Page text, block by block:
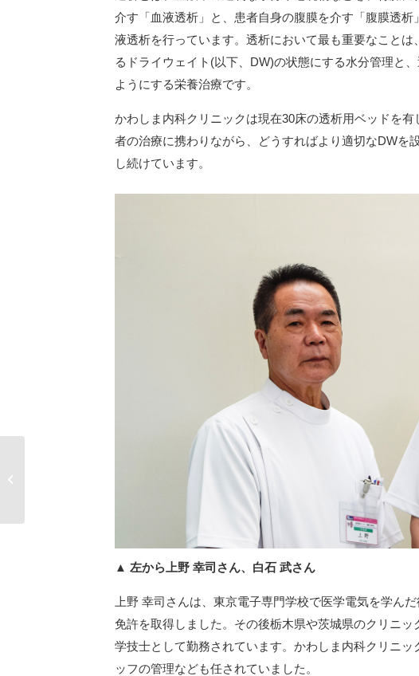
介す「血液透析」と、患者自身の腹膜を介す「腹膜透
液透析を行っています。透析において最も重要なこと
るドライウェイト(以下、DW)の状態にする水分管理と
ようにする栄養治療です。
かわしま内科クリニックは現在30床の透析用ベッドを
者の治療に携わりながら、どうすればより適切なDWを
し続けています。
▲ 左から上野 幸司さん、白石 武さん
上野 幸司さんは、東京電子専門学校で医学電気を学ん
免許を取得しました。その後栃木県や茨城県のクリニ
学技士として勤務されています。かわしま内科クリニ
ッフの管理なども任されていました。